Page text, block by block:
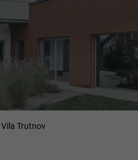
Vila Trutnov